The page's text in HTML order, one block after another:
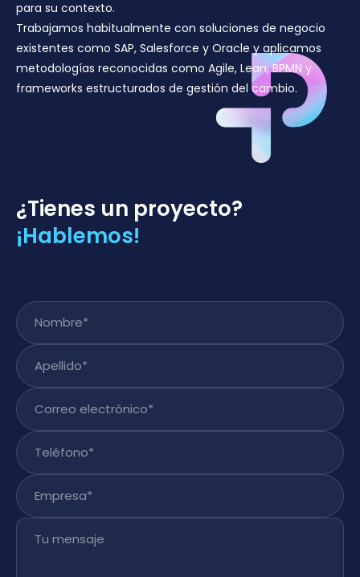
para su contexto.
Trabajamos habitualmente con soluciones de negocio
existentes como SAP, Salesforce y Oracle y aplicamos
metodologías reconocidas como Agile, Lean, BPMN y
frameworks estructurados de gestión del cambio.
¿Tienes un proyecto?
¡Hablemos!
Nombre
Apellido
Correo electrónico
Teléfono
Empresa
Tu mensaje